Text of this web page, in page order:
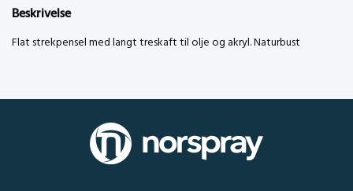
Beskrivelse
Flat strekpensel med langt treskaft til olje og akryl. Naturbust